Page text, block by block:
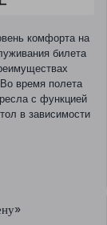
комфорта на
билета
время полета
с функцией
в зависимости